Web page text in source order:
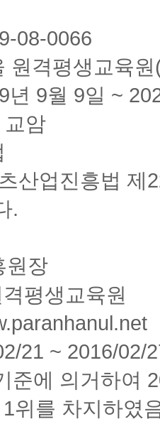
08-0066
원격평생교육
년 9월 9일 ~
교암
산업진흥법 제
.
원장
평생교육원
21 ~ 2016/02/
준에 의거하여
위를 차지하였